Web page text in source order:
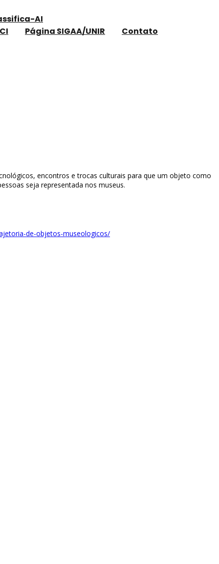
AI
Página SIGAA/UNIR Contato
encontros e trocas culturais para que um objeto como
seja representada nos museus.
de-objetos-museologicos/